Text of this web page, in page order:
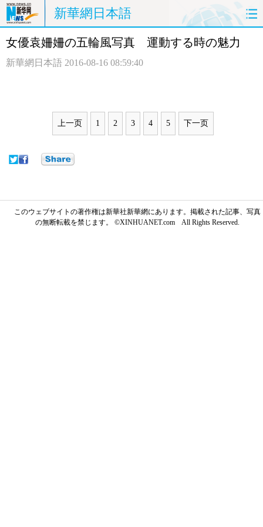
新華網日本語
ホームページ 政治 経済
中日対訳
女優袁姍姍の五輪風写真 運動する時の魅力
新華網日本語 2016-08-16 08:59:40
上一页 1 2 3 4 5 下一页
このウェブサイトの著作権は新華社新華網にあります。掲載された記事、写真
の無断転載を禁じます。 ©XINHUANET.com All Rights Reserved.